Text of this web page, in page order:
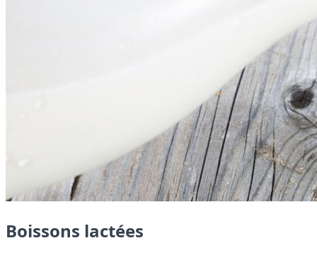
Boissons lactées